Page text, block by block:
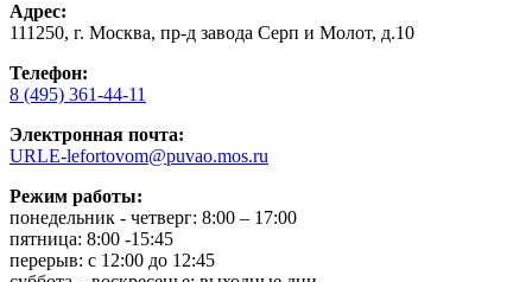
Адрес:
111250, г. Москва, пр-д завода Серп и Молот, д.10
Телефон:
8 (495) 361-44-11
Электронная почта:
URLE-lefortovom@puvao.mos.ru
Режим работы:
понедельник - четверг: 8:00 – 17:00
пятница: 8:00 -15:45
перерыв: с 12:00 до 12:45